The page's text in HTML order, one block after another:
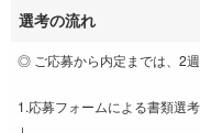
選考の流れ
◎ ご応募から内定までは、2
1.応募フォームによる書類選
↓